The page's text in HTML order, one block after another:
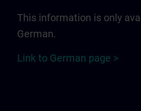
This information is only
German.
Link to German page >